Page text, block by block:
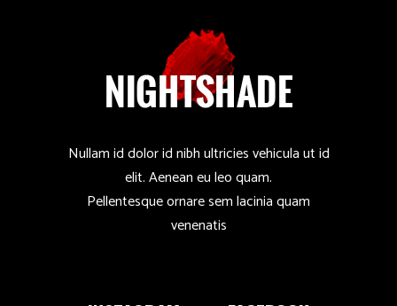
Nullam id dolor id nibh ultricies vehicula ut id
elit. Aenean eu leo quam.
Pellentesque ornare sem lacinia quam
venenatis